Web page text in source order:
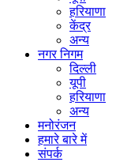
हरियाणा
केंद्र
अन्य
नगर निगम
दिल्ली
यूपी
हरियाणा
अन्य
मनोरंजन
हमारे बारे में
संपर्क